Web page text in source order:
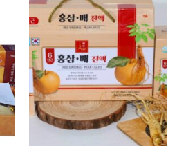
Thíc
h